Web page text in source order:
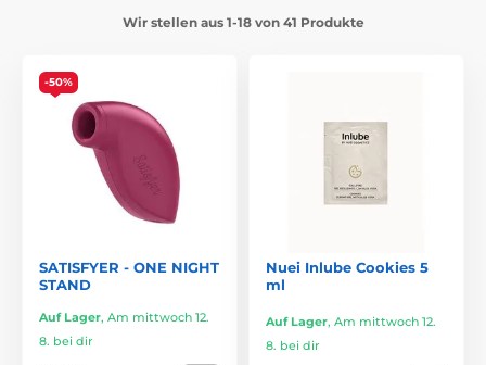
Wir stellen aus 1-18 von 41 Produkte
-50%
SATISFYER - ONE NIGHT
STAND
Auf Lager, Am mittwoch 12.
8. bei dir
Nuei Inlube Cookies 5
ml
Auf Lager, Am mittwoch 12.
8. bei dir